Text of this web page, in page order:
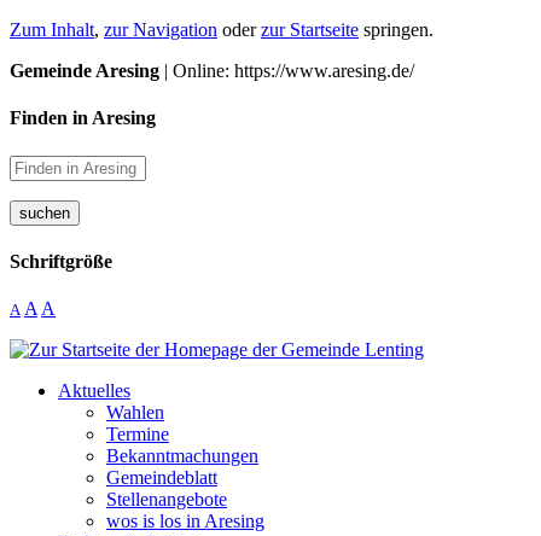
Zum Inhalt, zur Navigation oderzur Startseite springen.
Gemeinde Aresing | Online: https://www.aresing.de/
Finden in Aresing
suchen
Schriftgröße
A A A
Aktuelles
Wahlen
Termine
Bekanntmachungen
Gemeindeblatt
Stellenangebote
wos is los in Aresing